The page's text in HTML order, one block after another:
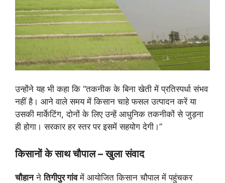
उन्होंने यह भी कहा कि “तकनीक के बिना खेती में प्रतिस्पर्धा संभव
नहीं है। आने वाले समय में किसान चाहे फसल उत्पादन करें या
उसकी मार्केटिंग, दोनों के लिए उन्हें आधुनिक तकनीकों से जुड़ना
ही होगा। सरकार हर स्तर पर इसमें सहयोग देगी।”
किसानों के साथ चौपाल – खुला संवाद
चौहाननेतिगीपुर गांवमें आयोजित किसान चौपाल में पहुंचकर